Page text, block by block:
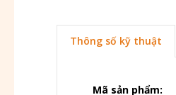
Thông số kỹ thuật
Mã sản phẩm: